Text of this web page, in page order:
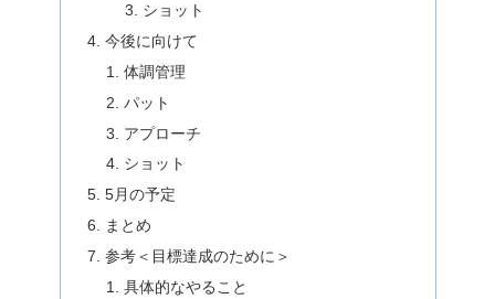
ショット
今後に向けて
体調管理
パット
アプローチ
ショット
5月の予定
まとめ
参考＜目標達成のために＞
具体的なやること